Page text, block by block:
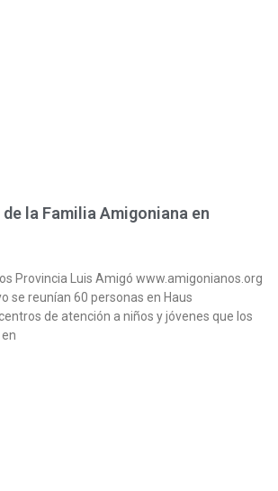
la Familia Amigoniana en
Provincia Luis Amigó www.amigonianos.org
se reunían 60 personas en Haus
de atención a niños y jóvenes que los